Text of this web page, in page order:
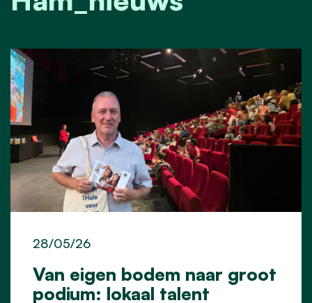
Van eigen bodem naar groot
podium: lokaal talent
28/05/26